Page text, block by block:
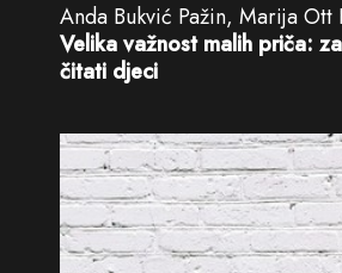
Anda Bukvić Pažin, Marija Ott
Velika važnost malih priča:
čitati djeci